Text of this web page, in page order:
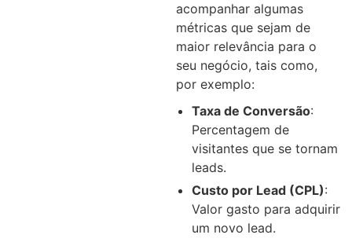
acompanhar algumas
métricas que sejam de
maior relevância para o
seu negócio, tais como,
por exemplo:
Taxa de Conversão:
Percentagem de
visitantes que se tornam
leads.
Custo por Lead (CPL):
Valor gasto para adquirir
um novo lead.